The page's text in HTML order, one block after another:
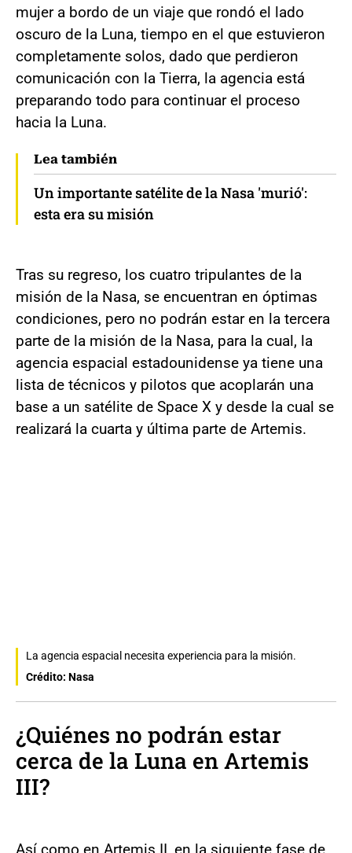
mujer a bordo de un viaje que rondó el lado
oscuro de la Luna, tiempo en el que estuvieron
completamente solos, dado que perdieron
comunicación con la Tierra, la agencia está
preparando todo para continuar el proceso
hacia la Luna.
Lea también
Un importante satélite de la Nasa 'murió':
esta era su misión
Tras su regreso, los cuatro tripulantes de la
misión de la Nasa, se encuentran en óptimas
condiciones, pero no podrán estar en la tercera
parte de la misión de la Nasa, para la cual, la
agencia espacial estadounidense ya tiene una
lista de técnicos y pilotos que acoplarán una
base a un satélite de Space X y desde la cual se
realizará la cuarta y última parte de Artemis.
La agencia espacial necesita experiencia para la misión.
Crédito: Nasa
¿Quiénes no podrán estar
cerca de la Luna en Artemis
III?